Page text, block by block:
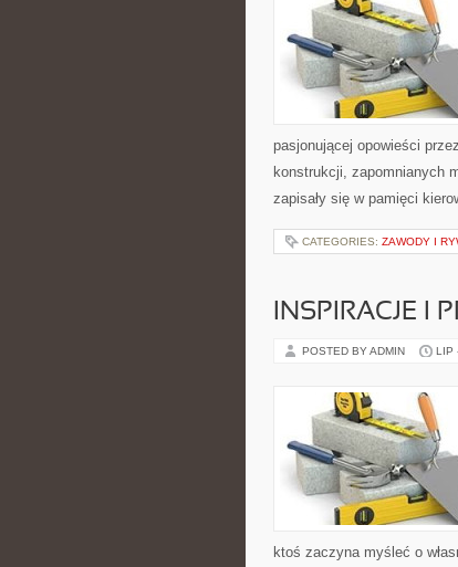
pasjonującej opowieści
konstrukcji, zapomnianych
zapisały się w pamięci
CATEGORIES: ZAWODY I
INSPIRACJE I
POSTED BY ADMIN LIP
ktoś zaczyna myśleć o